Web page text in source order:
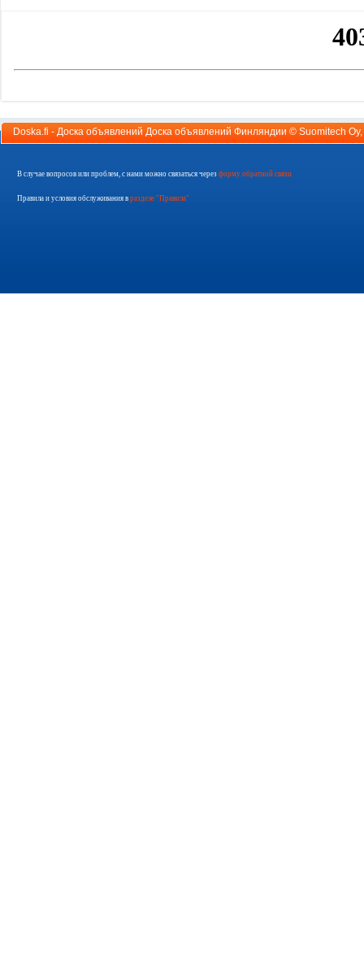
Doska.fi - Доска объявлений Доска объявлений Финляндии © Suomitech Oy
В случае вопросов или проблем, с нами можно связаться через форму обратной связи
Правила и условия обслуживания в разделе "Правила"